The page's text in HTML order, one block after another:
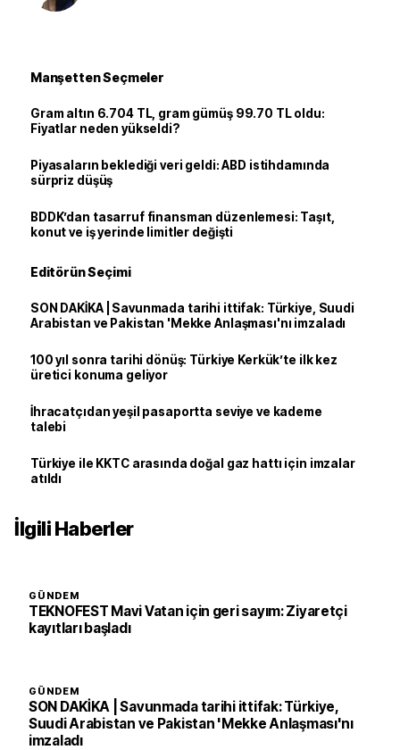
Manşetten Seçmeler
Gram altın 6.704 TL, gram gümüş 99.70 TL oldu:
Fiyatlar neden yükseldi?
Piyasaların beklediği veri geldi: ABD istihdamında
sürpriz düşüş
BDDK’dan tasarruf finansman düzenlemesi: Taşıt,
konut ve iş yerinde limitler değişti
Editörün Seçimi
SON DAKİKA | Savunmada tarihi ittifak: Türkiye, Suudi
Arabistan ve Pakistan 'Mekke Anlaşması'nı imzaladı
100 yıl sonra tarihi dönüş: Türkiye Kerkük’te ilk kez
üretici konuma geliyor
İhracatçıdan yeşil pasaportta seviye ve kademe
talebi
Türkiye ile KKTC arasında doğal gaz hattı için imzalar
atıldı
İlgili Haberler
GÜNDEM
TEKNOFEST Mavi Vatan için geri sayım: Ziyaretçi
kayıtları başladı
GÜNDEM
SON DAKİKA | Savunmada tarihi ittifak: Türkiye,
Suudi Arabistan ve Pakistan 'Mekke Anlaşması'nı
imzaladı